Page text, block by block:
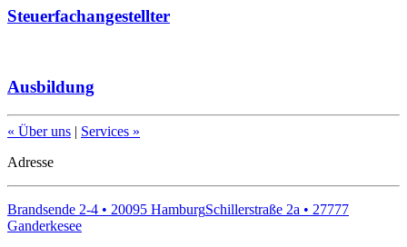
Steuerfachangestellter
Ausbildung
« Über uns | Services »
Adresse
Brandsende 2-4 • 20095 HamburgSchillerstraße 2a • 27777
Ganderkesee